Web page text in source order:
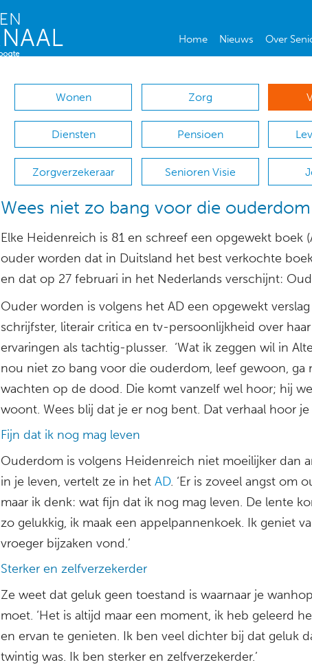
Home Nieuws Over
Wonen Zorg
Diensten Pensioen
Zorgverzekeraar Senioren Visie
Wees niet zo bang voor die ouderdom
Elke Heidenreich is 81 en schreef een opgewekt boek
ouder worden dat in Duitsland het best verkochte
en dat op 27 februari in het Nederlands verschijnt:
Ouder worden is volgens het AD een opgewekt
schrijfster, literair critica en tv-persoonlijkheid over
ervaringen als tachtig-plusser. ‘Wat ik zeggen wil in
nou niet zo bang voor die ouderdom, leef gewoon, ga
wachten op de dood. Die komt vanzelf wel hoor; hij
woont. Wees blij dat je er nog bent. Dat verhaal hoor je
Fijn dat ik nog mag leven
Ouderdom is volgens Heidenreich niet moeilijker dan
in je leven, vertelt ze in het AD. ‘Er is zoveel angst om
maar ik denk: wat fijn dat ik nog mag leven. De lente
zo gelukkig, ik maak een appelpannenkoek. Ik geniet
vroeger bijzaken vond.’
Sterker en zelfverzekerder
Ze weet dat geluk geen toestand is waarnaar je
moet. ‘Het is altijd maar een moment, ik heb geleerd
en ervan te genieten. Ik ben veel dichter bij dat geluk
twintig was. Ik ben sterker en zelfverzekerder.’